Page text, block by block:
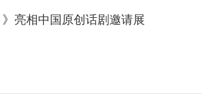
》亮相中国原创话剧邀请展